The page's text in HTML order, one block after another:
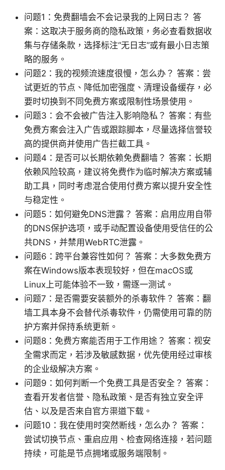
问题1：免费翻墙会不会记录我的上网日志？ 答
案：这取决于服务商的隐私政策，务必查看数据收
集与存储条款，选择标注“无日志”或有最小日志策
略的服务。
问题2：我的视频流速度很慢，怎么办？ 答案：尝
试更近的节点、降低加密强度、清理设备缓存，必
要时切换到不同免费方案或限制性场景使用。
问题3：会不会被广告注入影响隐私？ 答案：有些
免费方案会注入广告或跟踪脚本，尽量选择信誉较
高的提供商并使用广告拦截工具。
问题4：是否可以长期依赖免费翻墙？ 答案：长期
依赖风险较高，建议将免费作为临时解决方案或辅
助工具，同时考虑混合使用付费方案以提升安全性
与稳定性。
问题5：如何避免DNS泄露？ 答案：启用应用自带
的DNS保护选项，或手动配置设备使用受信任的公
共DNS，并禁用WebRTC泄露。
问题6：跨平台兼容性如何？ 答案：大多数免费方
案在Windows版本表现较好，但在macOS或
Linux上可能体验不一致，需逐一测试。
问题7：是否需要安装额外的杀毒软件？ 答案：翻
墙工具本身不会替代杀毒软件，仍需使用可靠的防
护方案并保持系统更新。
问题8：免费方案能否用于工作用途？ 答案：视安
全需求而定，若涉及敏感数据，优先使用经过审核
的企业级解决方案。
问题9：如何判断一个免费工具是否安全？ 答案：
查看开发者信誉、隐私政策、是否有独立安全评
估、以及是否来自官方渠道下载。
问题10：我在使用时突然断线，怎么办？ 答案：
尝试切换节点、重启应用、检查网络连接，若问题
持续，可能是节点拥堵或服务端限制。